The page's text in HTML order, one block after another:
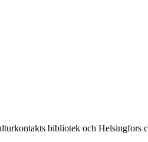
bibliotek och Helsingfors